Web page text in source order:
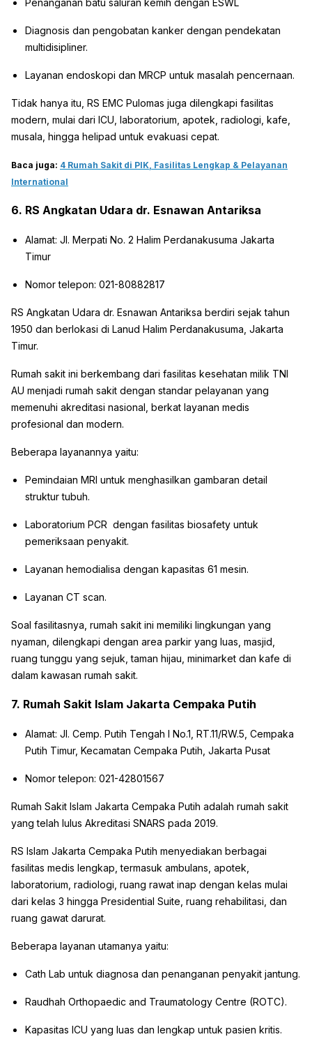
Diagnosis dan pengobatan kanker dengan pendekatan
multidisipliner.
Layanan endoskopi dan MRCP untuk masalah pencernaan.
Tidak hanya itu, RS EMC Pulomas juga dilengkapi fasilitas
modern, mulai dari ICU, laboratorium, apotek, radiologi, kafe,
musala, hingga helipad untuk evakuasi cepat.
Baca juga: 4 Rumah Sakit di PIK, Fasilitas Lengkap & Pelayanan
International
6. RS Angkatan Udara dr. Esnawan Antariksa
Alamat: Jl. Merpati No. 2 Halim Perdanakusuma Jakarta
Timur
Nomor telepon: 021-80882817
RS Angkatan Udara dr. Esnawan Antariksa berdiri sejak tahun
1950 dan berlokasi di Lanud Halim Perdanakusuma, Jakarta
Timur.
Rumah sakit ini berkembang dari fasilitas kesehatan milik TNI
AU menjadi rumah sakit dengan standar pelayanan yang
memenuhi akreditasi nasional, berkat layanan medis
profesional dan modern.
Beberapa layanannya yaitu:
Pemindaian MRI untuk menghasilkan gambaran detail
struktur tubuh.
Laboratorium PCR dengan fasilitas biosafety untuk
pemeriksaan penyakit.
Layanan hemodialisa dengan kapasitas 61 mesin.
Layanan CT scan.
Soal fasilitasnya, rumah sakit ini memiliki lingkungan yang
nyaman, dilengkapi dengan area parkir yang luas, masjid,
ruang tunggu yang sejuk, taman hijau, minimarket dan kafe di
dalam kawasan rumah sakit.
7. Rumah Sakit Islam Jakarta Cempaka Putih
Alamat: Jl. Cemp. Putih Tengah I No.1, RT.11/RW.5, Cempaka
Putih Timur, Kecamatan Cempaka Putih, Jakarta Pusat
Nomor telepon: 021-42801567
Rumah Sakit Islam Jakarta Cempaka Putih adalah rumah sakit
yang telah lulus Akreditasi SNARS pada 2019.
RS Islam Jakarta Cempaka Putih menyediakan berbagai
fasilitas medis lengkap, termasuk ambulans, apotek,
laboratorium, radiologi, ruang rawat inap dengan kelas mulai
dari kelas 3 hingga Presidential Suite, ruang rehabilitasi, dan
ruang gawat darurat.
Beberapa layanan utamanya yaitu:
Cath Lab untuk diagnosa dan penanganan penyakit jantung.
Raudhah Orthopaedic and Traumatology Centre (ROTC).
Kapasitas ICU yang luas dan lengkap untuk pasien kritis.